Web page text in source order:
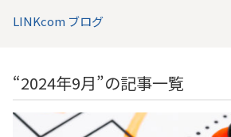
LINKcom ブログ
“2024年9月”の記事一覧